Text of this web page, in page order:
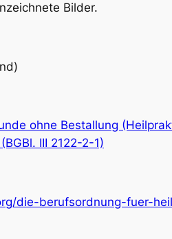
Bilder.
ohne Bestallung
III 2122-2-1)
die-berufsordnung-fuer-